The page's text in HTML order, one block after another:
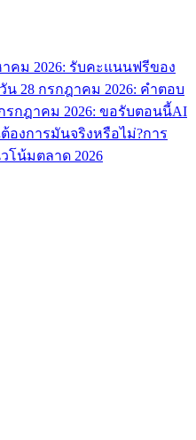
ทันที
าคม 2026: รับคะแนนฟรีของ
น 28 กรกฎาคม 2026: คำตอบ
รกฎาคม 2026: ขอรับตอนนี้AI
องการมันจริงหรือไม่?การ
โน้มตลาด 2026